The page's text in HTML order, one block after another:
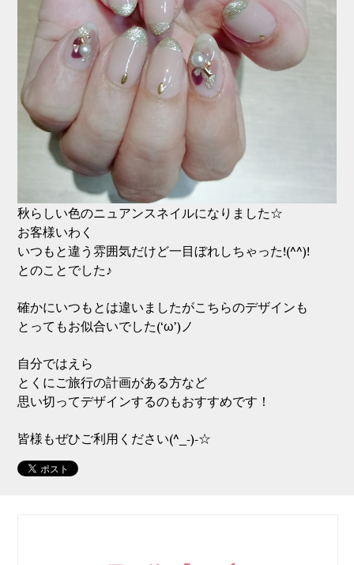
秋らしい色のニュアンスネイルになりました☆
お客様いわく
いつもと違う雰囲気だけど一目ぼれしちゃった!(^^)!
とのことでした♪
確かにいつもとは違いましたがこちらのデザインも
とってもお似合いでした(‘ω’)ノ
自分ではえら
とくにご旅行の計画がある方など
思い切ってデザインするのもおすすめです！
皆様もぜひご利用ください(^_-)-☆